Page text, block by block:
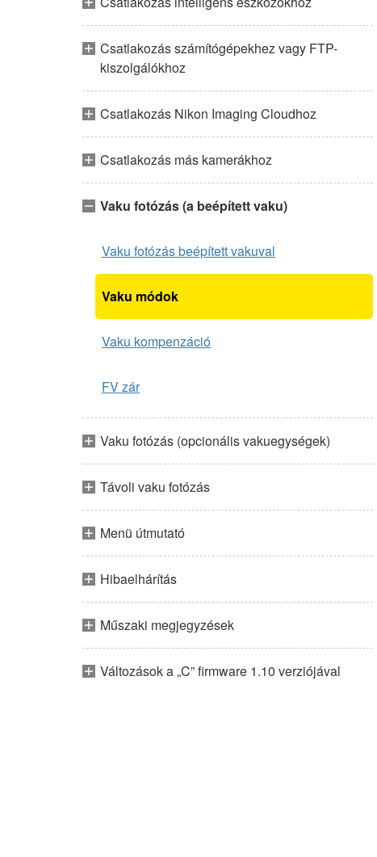
Csatlakozás számítógépekhez vagy FTP-
kiszolgálókhoz
Csatlakozás Nikon Imaging Cloudhoz
Csatlakozás más kamerákhoz
Vaku fotózás (a beépített vaku)
Vaku fotózás beépített vakuval
Vaku módok
Vaku kompenzáció
FV zár
Vaku fotózás (opcionális vakuegységek)
Távoli vaku fotózás
Menü útmutató
Hibaelhárítás
Műszaki megjegyzések
Változások a „C” firmware 1.10 verziójával